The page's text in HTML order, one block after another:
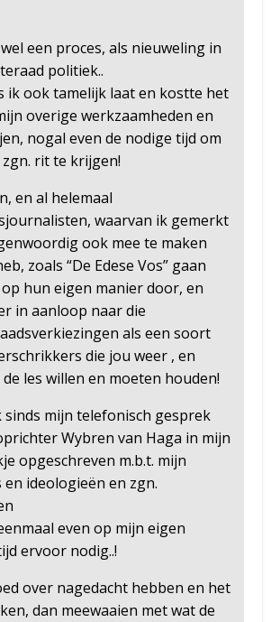
een proces, als nieuweling in
politiek..
ik ook tamelijk laat en kostte het
overige werkzaamheden en
nogal even de nodige tijd om
zgn. rit te krijgen!
en al helemaal
waarvan ik gemerkt
ook mee te maken
zoals “De Edese Vos” gaan
hun eigen manier door, en
in aanloop naar die
als een soort
die jou weer , en
les willen en moeten houden!
sinds mijn telefonisch gesprek
Wybren van Haga in mijn
opgeschreven m.b.t. mijn
en ideologieën en zgn.
even op mijn eigen
ervoor nodig..!
over nagedacht hebben en het
dan meewaaien met wat de